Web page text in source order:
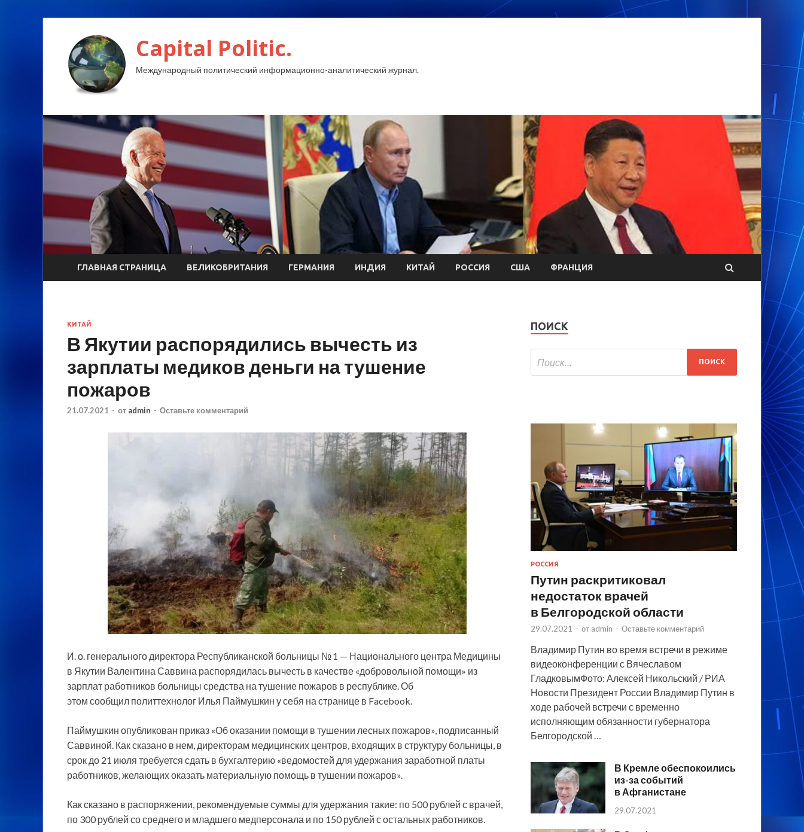
Capital Politic.
Международный политический информационно-аналитический журнал.
ГЛАВНАЯ СТРАНИЦА ВЕЛИКОБРИТАНИЯ ГЕРМАНИЯ ИНДИЯ КИТАЙ РОССИЯ США ФРАНЦИЯ
КИТАЙ
В Якутии распорядились вычесть из
зарплаты медиков деньги на тушение
пожаров
21.07.2021 - от admin - Оставьте комментарий
И. о. генерального директора Республиканской больницы № 1 — Национального центра Медицины
в Якутии Валентина Саввина распорядилась вычесть в качестве «добровольной помощи» из
зарплат работников больницы средства на тушение пожаров в республике. Об
этом сообщил политтехнолог Илья Паймушкин у себя на странице в Facebook.
Паймушкин опубликован приказ «Об оказании помощи в тушении лесных пожаров», подписанный
Саввиной. Как сказано в нем, директорам медицинских центров, входящих в структуру больницы, в
срок до 21 июля требуется сдать в бухгалтерию «ведомостей для удержания заработной платы
работников, желающих оказать материальную помощь в тушении пожаров».
Как сказано в распоряжении, рекомендуемые суммы для удержания такие: по 500 рублей с врачей,
по 300 рублей со среднего и младшего медперсонала и по 150 рублей с остальных работников.
ПОИСК
РОССИЯ
Путин раскритиковал
недостаток врачей
в Белгородской области
29.07.2021 - от admin - Оставьте комментарий
Владимир Путин во время встречи в режиме
видеоконференции с Вячеславом
ГладковымФото: Алексей Никольский / РИА
Новости Президент России Владимир Путин в
ходе рабочей встречи с временно
исполняющим обязанности губернатора
Белгородской …
В Кремле обеспокоились
из-за событий
в Афганистане
29.07.2021